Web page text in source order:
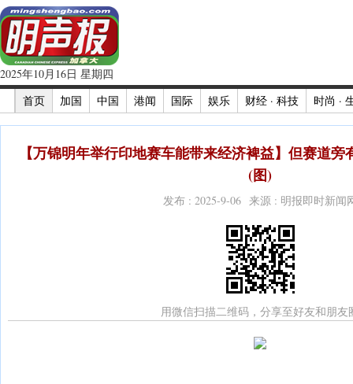
2025年10月16日 星期四
首页
加国 中国 港闻 国际 娱乐 财经 · 科技 时尚 ·
【万锦明年举行印地赛车能带来经济裨益】但赛道
(图)
发布 : 2025-9-06 来源 : 明报即时新闻
用微信扫描二维码，分享至好友和朋友